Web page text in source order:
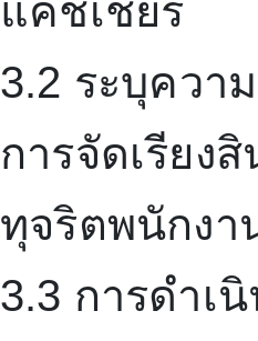
แคชเชียร์
3.2 ระบุควา
การจัดเรียง
ทุจริตพนักงา
3.3 การดำเ